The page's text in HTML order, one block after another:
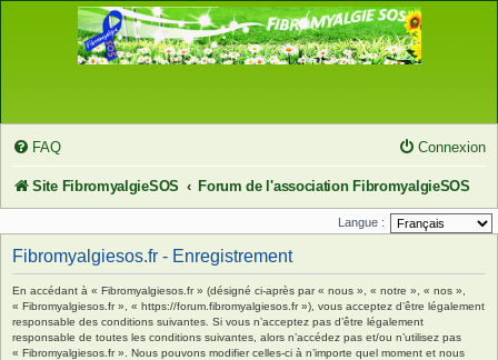
FAQ Connexion
Site FibromyalgieSOS Forum de l'association FibromyalgieSOS
Langue :
Fibromyalgiesos.fr - Enregistrement
En accédant à « Fibromyalgiesos.fr » (désigné ci-après par « nous », « notre », « nos »,
« Fibromyalgiesos.fr », « https://forum.fibromyalgiesos.fr »), vous acceptez d’être légalement
responsable des conditions suivantes. Si vous n’acceptez pas d’être légalement
responsable de toutes les conditions suivantes, alors n’accédez pas et/ou n’utilisez pas
« Fibromyalgiesos.fr ». Nous pouvons modifier celles-ci à n’importe quel moment et nous